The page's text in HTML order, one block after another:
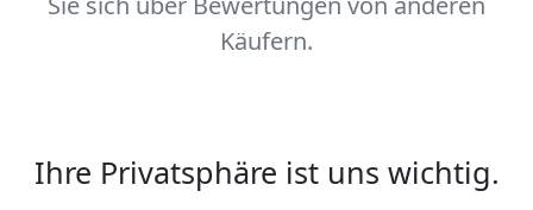
Käufern.
Ihre Privatsphäre ist uns wichtig.